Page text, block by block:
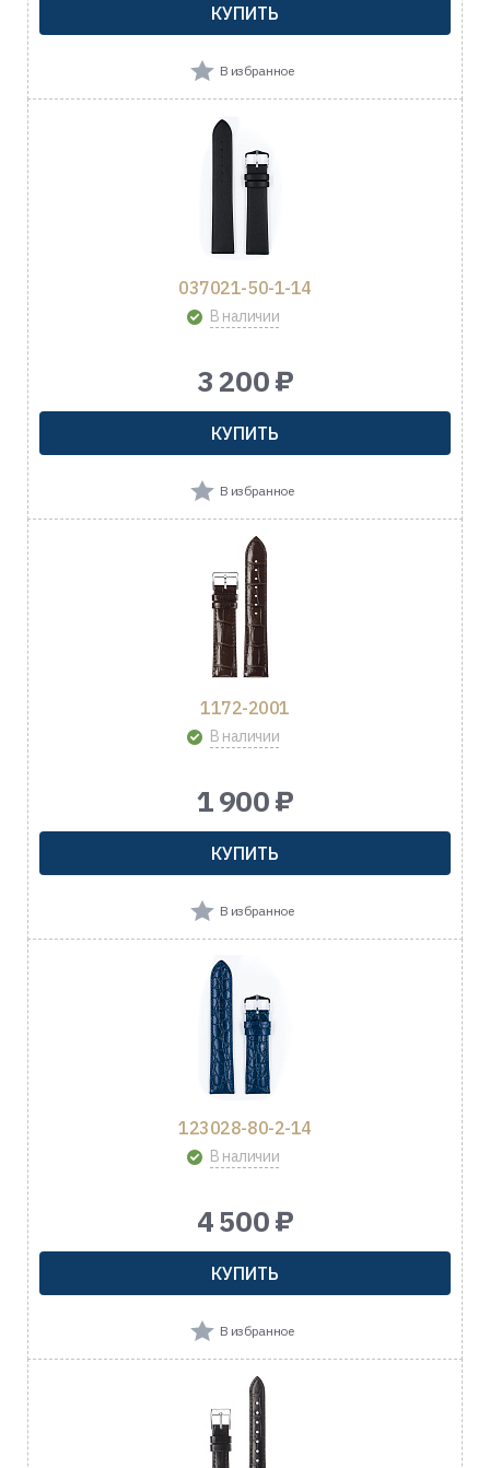
КУПИТЬ
В избранное
037021-50-1-14
В наличии
3 200 ₽
КУПИТЬ
В избранное
1172-2001
В наличии
1 900 ₽
КУПИТЬ
В избранное
123028-80-2-14
В наличии
4 500 ₽
КУПИТЬ
В избранное